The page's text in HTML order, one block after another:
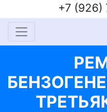
+7 (926)